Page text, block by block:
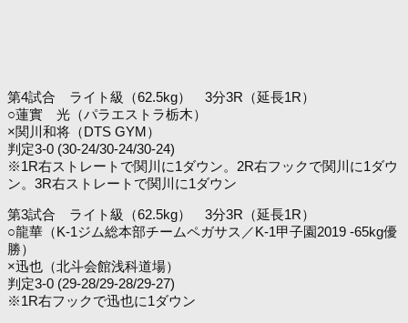
第4試合 ライト級（62.5kg） 3分3R（延長1R）
○蓮實 光（パラエストラ栃木）
×関川和将（DTS GYM）
判定3-0 (30-24/30-24/30-24)
※1R右ストレートで関川に1ダウン。2R右フックで関川に1ダウ
ン。3R右ストレートで関川に1ダウン
第3試合 ライト級（62.5kg） 3分3R（延長1R）
○龍華（K-1ジム総本部チームペガサス／K-1甲子園2019 -65kg優
勝）
×迅也（北斗会館浅科道場）
判定3-0 (29-28/29-28/29-27)
※1R右フックで迅也に1ダウン